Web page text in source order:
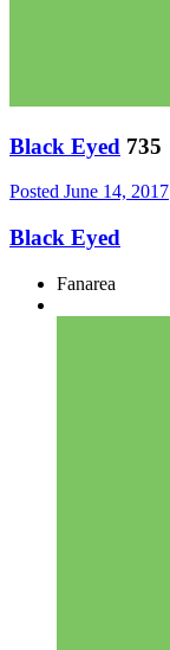
Black Eyed 735
Posted June 14, 2017
Black Eyed
Fanarea